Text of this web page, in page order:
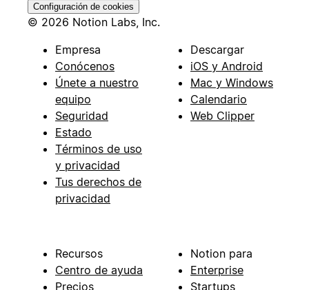
Configuración de cookies
© 2026 Notion Labs, Inc.
Empresa
Conócenos
Únete a nuestro
equipo
Seguridad
Estado
Términos de uso
y privacidad
Tus derechos de
privacidad
Descargar
iOS y Android
Mac y Windows
Calendario
Web Clipper
Recursos
Centro de ayuda
Precios
Notion para
Enterprise
Startups